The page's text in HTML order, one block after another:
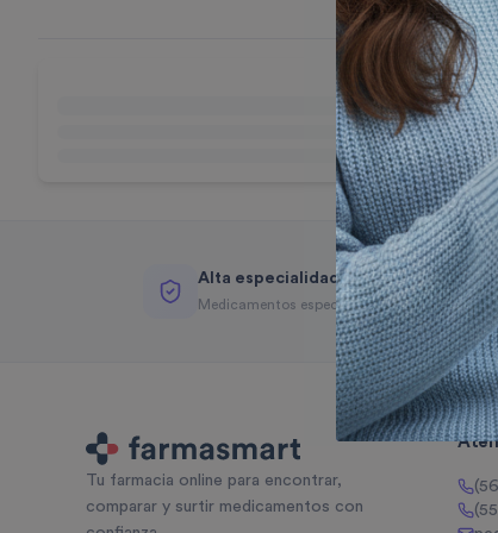
Alta especialidad
Medicamentos especializados
Tu farmacia online para encontrar,
comparar y surtir medicamentos con